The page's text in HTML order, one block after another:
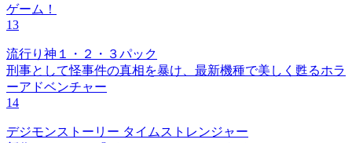
ゲーム！
13
流行り神１・２・３パック
刑事として怪事件の真相を暴け、最新機種で美しく甦るホラ
ーアドベンチャー
14
デジモンストーリー タイムストレンジャー